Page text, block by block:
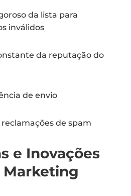
da lista para
inválidos
da reputação do
de envio
de spam
e Inovações
Marketing